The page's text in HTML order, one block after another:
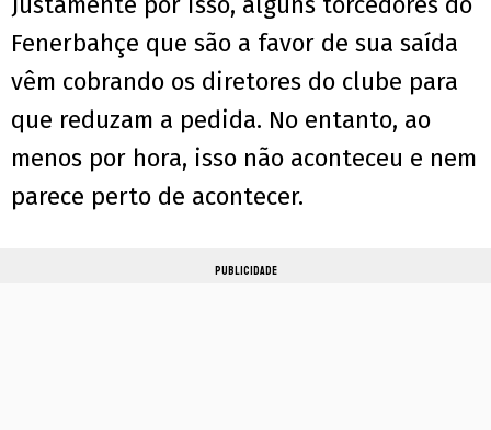
Fenerbahçe que são a favor de sua saída
vêm cobrando os diretores do clube para
que reduzam a pedida. No entanto, ao
menos por hora, isso não aconteceu e nem
parece perto de acontecer.
PUBLICIDADE